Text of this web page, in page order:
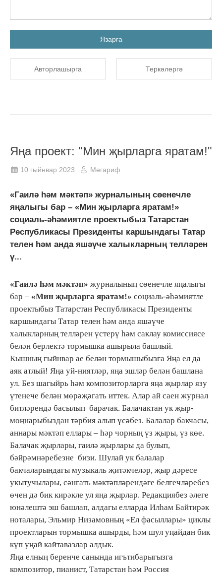
Язарга
Авторлашырга Теркәлергә
Яңа проект: "Мин җырларга яратам!"
10 гыйнвар 2023 Мәгариф
«Гаилә һәм мәктәп» журналының сөенечле
яңалыгы бар – «Мин җырларга яратам!»
социаль-әһәмиятле проектыбыз Татарстан
Республикасы Президенты каршындагы Татар
телен һәм анда яшәүче халыкларның телләрен
ү...
«Гаилә һәм мәктәп» журналының сөенечле яңалыгы
бар – «Мин җырларга яратам!» социаль-әһәмиятле
проектыбыз Татарстан Республикасы Президенты
каршындагы Татар телен һәм анда яшәүче
халыкларның телләрен үстерү һәм саклау комиссиясе
белән берлектә тормышка ашырыла башлый.
Кышның гыйнвар ае белән тормышыбызга Яңа ел да
аяк атлый! Яңа уй-ниятләр, яңа эшләр белән башлана
ул. Без шагыйрь һәм композиторларга яңа җырлар язу
үтенече белән мөрәҗәгать иттек. Алар ай саен журнал
битләрендә басылып барачак. Балачактан ук җыр-
моңнарыбыздан тәрбия алып үсәбез. Балалар бакчасы,
аннары мәктәп еллары – һәр чорның үз җыры, үз көе.
Балачак җырлары, гаилә җырлары да булып,
бәйрәмнәребезне бизи. Шулай ук балалар
бакчаларындагы музыкаль җитәкчеләр, җыр дәресе
укытучылары, сәнгать мәктәпләрендәге белгечләребез
өчен дә бик кирәкле ул яңа җырлар. Редакциябез әлеге
юнәлештә эш башлап, алдагы елларда Илһам Байтирәк
ноталары, Эльмир Низамовның «Ел фасыллары» циклы
проектларын тормышка ашырды, һәм шул уңайдан бик
күп уңай кайтавазлар алдык.
Яңа елның беренче санында игътибарыгызга
композитор, пианист, Татарстан һәм Россия